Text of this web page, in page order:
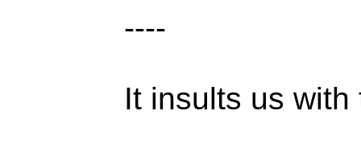
----
It insults us with